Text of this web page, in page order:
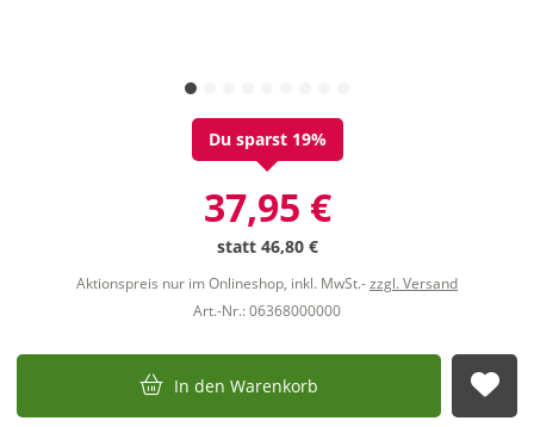
Du sparst 19%
37,95 €
statt 46,80 €
Aktionspreis nur im Onlineshop, inkl. MwSt.-zzgl. Versand
Art.-Nr.: 06368000000
In den Warenkorb